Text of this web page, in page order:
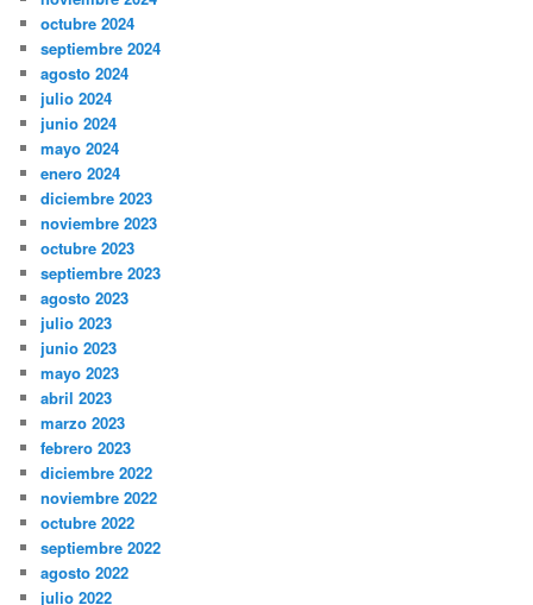
octubre 2024
septiembre 2024
agosto 2024
julio 2024
junio 2024
mayo 2024
enero 2024
diciembre 2023
noviembre 2023
octubre 2023
septiembre 2023
agosto 2023
julio 2023
junio 2023
mayo 2023
abril 2023
marzo 2023
febrero 2023
diciembre 2022
noviembre 2022
octubre 2022
septiembre 2022
agosto 2022
julio 2022